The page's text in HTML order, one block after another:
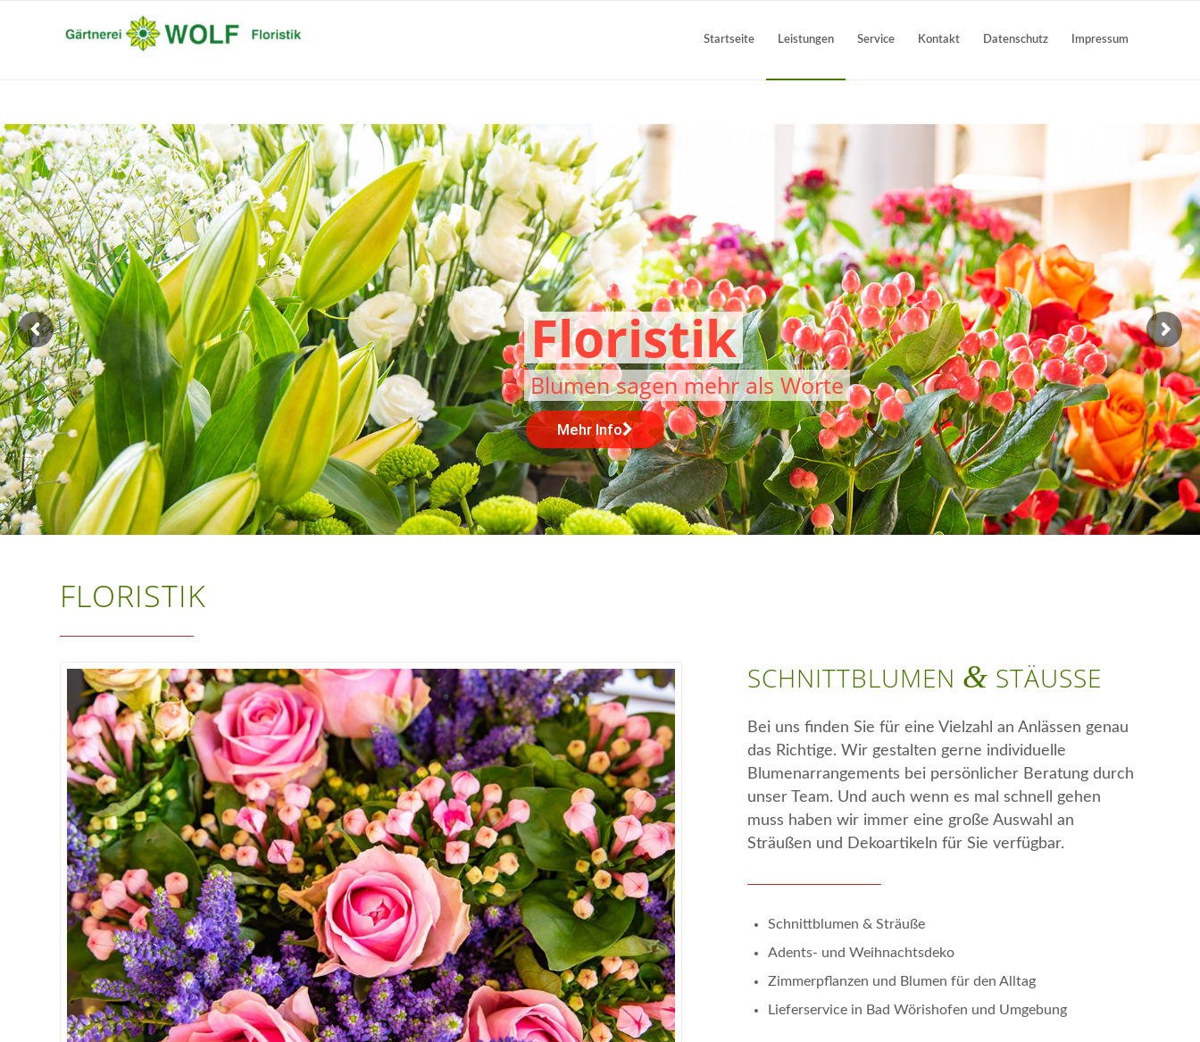
Startseite Leistungen Service Kontakt Datenschutz Impressum
Hochzeiten & Feste
Blumenschmuck für Ihren schönsten Tag
FLORISTIK
SCHNITTBLUMEN & STÄUSSE
Bei uns finden Sie für eine Vielzahl an Anlässen genau
das Richtige. Wir gestalten gerne individuelle
Blumenarrangements bei persönlicher Beratung durch
unser Team. Und auch wenn es mal schnell gehen
muss haben wir immer eine große Auswahl an
Sträußen und Dekoartikeln für Sie verfügbar.
Schnittblumen & Sträuße
Adents- und Weihnachtsdeko
Zimmerpflanzen und Blumen für den Alltag
Lieferservice in Bad Wörishofen und Umgebung